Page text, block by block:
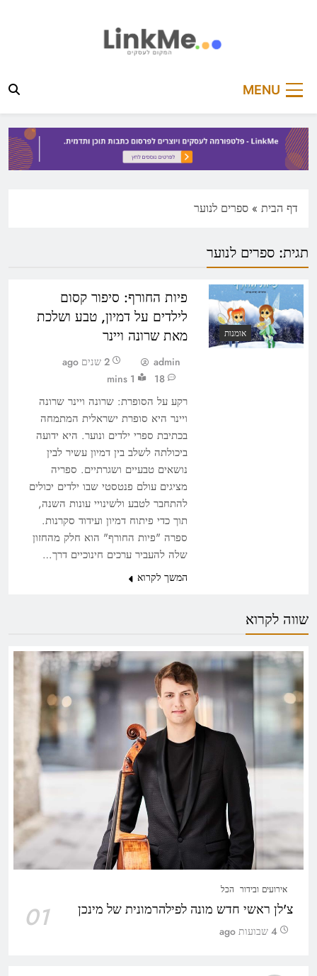
MENU
דף הבית » ספרים לנוער
תגית: ספרים לנוער
אומנות
פיות החורף: סיפור קסום
לילדים על דמיון, טבע ושלכת
מאת שרונה ויינר
admin
2 שנים ago
18
1 mins
רקע על הסופרת: שרונה ויינר שרונה
ויינר היא סופרת ישראלית המתמחה
בכתיבת ספרי ילדים ונוער. היא ידועה
ביכולתה לשלב בין דמיון עשיר לבין
נושאים טבעיים ושגרתיים. ספריה
מציגים עולם פנטסטי שבו ילדים יכולים
להתחבר לטבע ולשינויי עונות השנה,
תוך כדי פיתוח דמיון ועידוד סקרנות.
ספרה "פיות החורף" הוא חלק מהחזון
שלה להעביר ערכים חינוכיים דרך…
המשך לקרוא
שווה לקרוא
אירועים ובידור הכל
צ'לן ראשי חדש מונה לפילהרמונית של מינכן 01 4 שבועות ago